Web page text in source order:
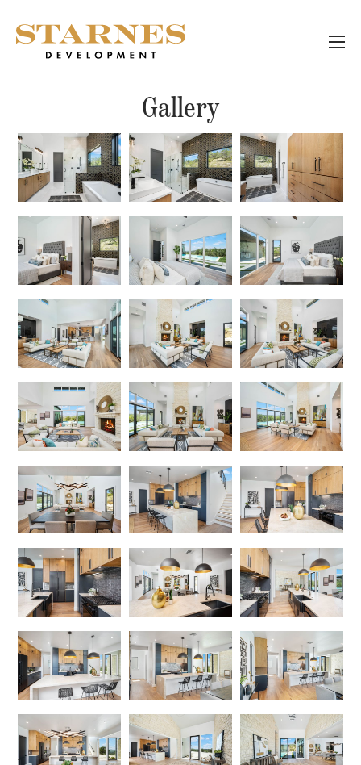
Gallery